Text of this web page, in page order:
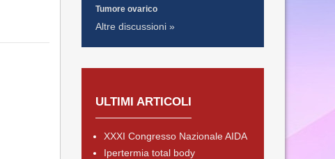
Tumore ovarico
Altre discussioni »
ULTIMI ARTICOLI
XXXI Congresso Nazionale AIDA
Ipertermia total body